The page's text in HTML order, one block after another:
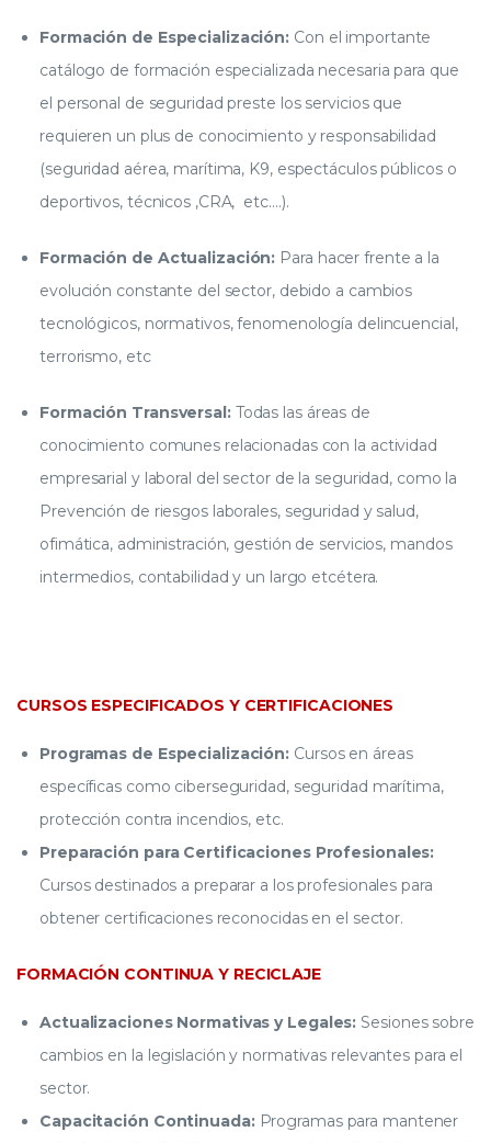
Formación de Especialización: Con el importante
catálogo de formación especializada necesaria para que
el personal de seguridad preste los servicios que
requieren un plus de conocimiento y responsabilidad
(seguridad aérea, marítima, K9, espectáculos públicos o
deportivos, técnicos ,CRA, etc.…).
Formación de Actualización: Para hacer frente a la
evolución constante del sector, debido a cambios
tecnológicos, normativos, fenomenología delincuencial,
terrorismo, etc
Formación Transversal: Todas las áreas de
conocimiento comunes relacionadas con la actividad
empresarial y laboral del sector de la seguridad, como la
Prevención de riesgos laborales, seguridad y salud,
ofimática, administración, gestión de servicios, mandos
intermedios, contabilidad y un largo etcétera.
CURSOS ESPECIFICADOS Y CERTIFICACIONES
Programas de Especialización: Cursos en áreas
específicas como ciberseguridad, seguridad marítima,
protección contra incendios, etc.
Preparación para Certificaciones Profesionales:
Cursos destinados a preparar a los profesionales para
obtener certificaciones reconocidas en el sector.
FORMACIÓN CONTINUA Y RECICLAJE
Actualizaciones Normativas y Legales: Sesiones sobre
cambios en la legislación y normativas relevantes para el
sector.
Capacitación Continuada:Programas para mantener